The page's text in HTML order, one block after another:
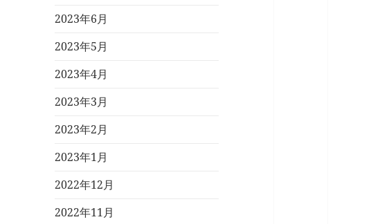
2023年6月
2023年5月
2023年4月
2023年3月
2023年2月
2023年1月
2022年12月
2022年11月